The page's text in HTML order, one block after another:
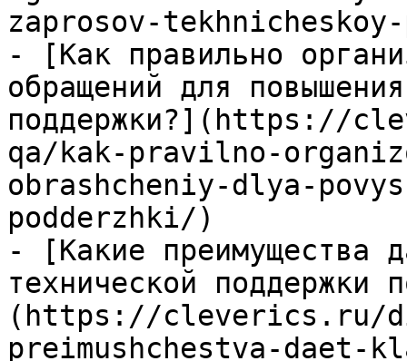
zaprosov-
- [Как правильно
обращений для
поддержки?](https://
qa/kak-pravilno-
obrashcheniy-dlya-
podderzhki/)
- [Какие преимущества
технической поддержки
(https://cleverics.ru/
preimushchestva-